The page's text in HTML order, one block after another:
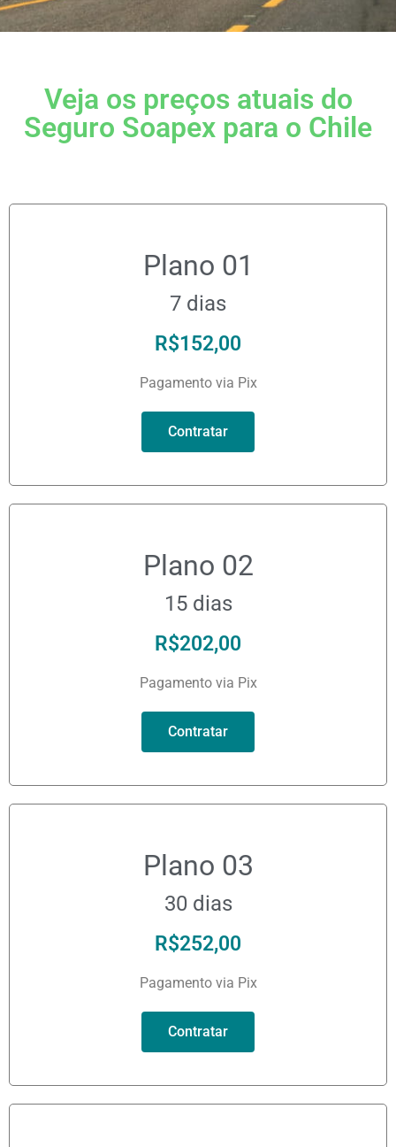
Veja os preços atuais do
Seguro Soapex para o Chile
Plano 01
7 dias
R$152,00
Pagamento via Pix
Contratar
Plano 02
15 dias
R$202,00
Pagamento via Pix
Contratar
Plano 03
30 dias
R$252,00
Pagamento via Pix
Contratar